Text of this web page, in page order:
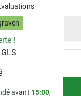
!
avant 15:00,